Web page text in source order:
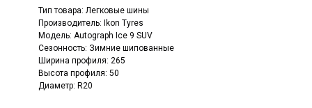
Тип товара: Легковые шины
Производитель: Ikon Tyres
Модель: Autograph Ice 9 SUV
Сезонность: Зимние шипованные
Ширина профиля: 265
Высота профиля: 50
Диаметр: R20